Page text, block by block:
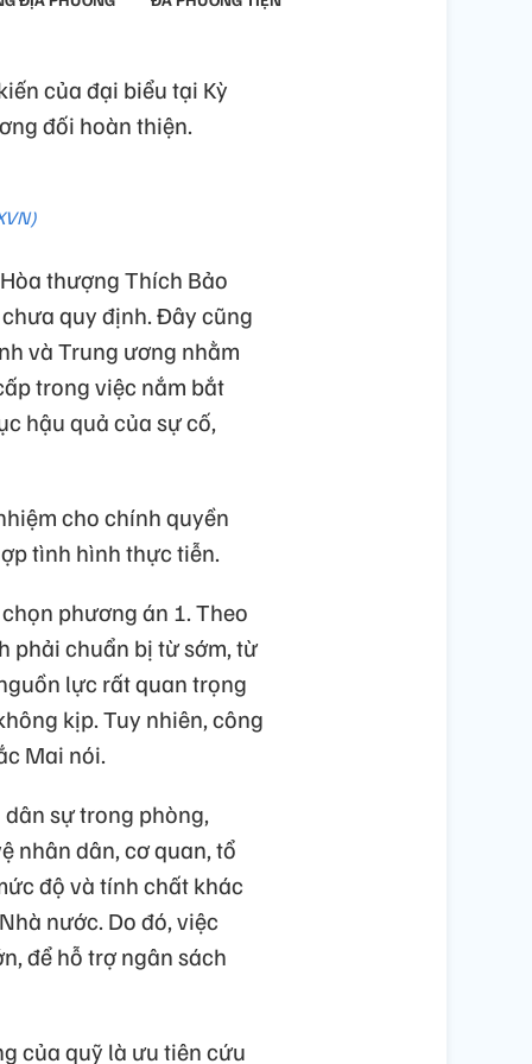
của đại biểu tại Kỳ
đối hoàn thiện.
thượng Thích Bảo
quy định. Đây cũng
và Trung ương nhằm
trong việc nắm bắt
hậu quả của sự cố,
cho chính quyền
tình hình thực tiễn.
phương án 1. Theo
phải chuẩn bị từ sớm, từ
lực rất quan trọng
kịp. Tuy nhiên, công
Mai nói.
sự trong phòng,
nhân dân, cơ quan, tổ
độ và tính chất khác
nước. Do đó, việc
để hỗ trợ ngân sách
của quỹ là ưu tiên cứu